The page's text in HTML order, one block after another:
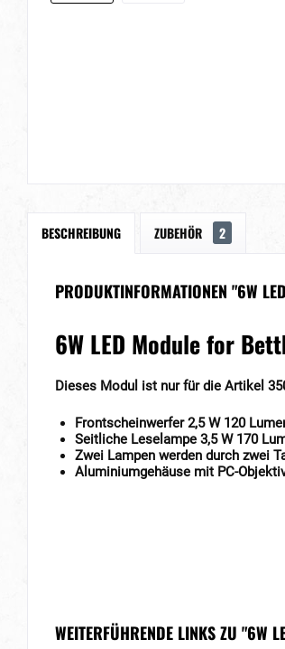
BESCHREIBUNG ZUBEHÖR 2
PRODUKTINFORMATIONEN "6W
6W LED Module for
Dieses Modul ist nur für die Artikel
Frontscheinwerfer 2,5 W 120
Seitliche Leselampe 3,5 W 170
Zwei Lampen werden durch zwei
Aluminiumgehäuse mit PC-
WEITERFÜHRENDE LINKS ZU "6W